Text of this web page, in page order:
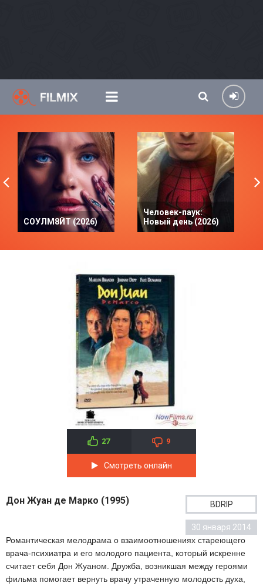
СОУЛМ8ЙТ (2026)
Человек-паук:
Новый день (2026)
27 9
Смотреть онлайн
Дон Жуан де Марко (1995) BDRIP
30 января 2014
Романтическая мелодрама о взаимоотношениях стареющего
врача-психиатра и его молодого пациента, который искренне
считает себя Дон Жуаном. Дружба, возникшая между героями
фильма помогает вернуть врачу утраченную молодость духа,